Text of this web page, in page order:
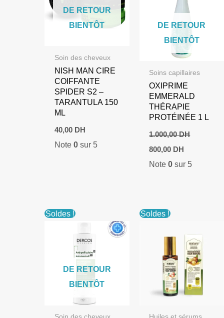
DE RETOUR
BIENTÔT
Soin des cheveux
NISH MAN CIRE
COIFFANTE
SPIDER S2 –
TARANTULA 150
ML
40,00 DH
Note 0sur 5
DE RETOUR
BIENTÔT
Soins capillaires
OXIPRIME
EMMERALD
THÉRAPIE
PROTÉINÉE 1 L
1.000,00DH
Le
prix
initial
800,00 DH
actuel
Note0 sur 5
Soldes !
DE RETOUR
BIENTÔT
Soldes !